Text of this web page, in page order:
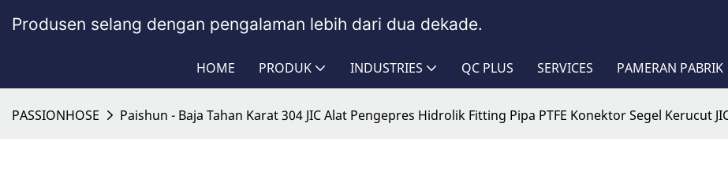
Produsen selang dengan pengalaman lebih dari dua dekade.
HOME PRODUK INDUSTRIES QC PLUS SERVICES PAMERAN PABRIK
PASSIONHOSE Paishun - Baja Tahan Karat 304 JIC Alat Pengepres Hidrolik Fitting Pipa PTFE Konektor Segel Kerucut